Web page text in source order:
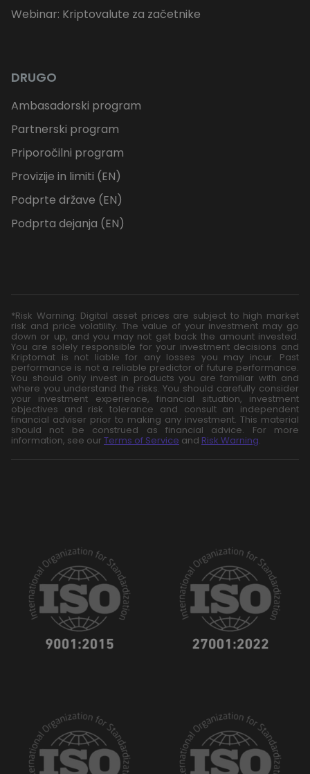
Webinar: Kriptovalute za začetnike
DRUGO
Ambasadorski program
Partnerski program
Priporočilni program
Provizije in limiti (EN)
Podprte države (EN)
Podprta dejanja (EN)
*Risk Warning: Digital asset prices are subject to high market
risk and price volatility. The value of your investment may go
down or up, and you may not get back the amount invested.
You are solely responsible for your investment decisions and
Kriptomat is not liable for any losses you may incur. Past
performance is not a reliable predictor of future performance.
You should only invest in products you are familiar with and
where you understand the risks. You should carefully consider
your investment experience, financial situation, investment
objectives and risk tolerance and consult an independent
financial adviser prior to making any investment. This material
should not be construed as financial advice. For more
information, see our Terms of Service and Risk Warning.